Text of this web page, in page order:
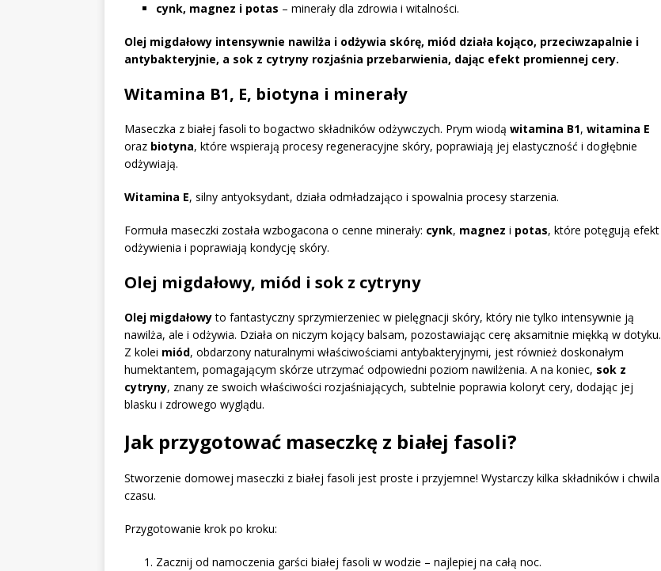
cynk, magnez i potas – minerały dla zdrowia i witalności.
Olej migdałowy intensywnie nawilża i odżywia skórę, miód działa kojąco, przeciwzapalnie i
antybakteryjnie, a sok z cytryny rozjaśnia przebarwienia, dając efekt promiennej cery.
Witamina B1, E, biotyna i minerały
Maseczka z białej fasoli to bogactwo składników odżywczych. Prym wiodą witamina B1, witamina E
oraz biotyna, które wspierają procesy regeneracyjne skóry, poprawiają jej elastyczność i dogłębnie
odżywiają.
Witamina E, silny antyoksydant, działa odmładzająco i spowalnia procesy starzenia.
Formuła maseczki została wzbogacona o cenne minerały: cynk, magnez i potas, które potęgują efekt
odżywienia i poprawiają kondycję skóry.
Olej migdałowy, miód i sok z cytryny
Olej migdałowyto fantastyczny sprzymierzeniec w pielęgnacji skóry, który nie tylko intensywnie ją
nawilża, ale i odżywia. Działa on niczym kojący balsam, pozostawiając cerę aksamitnie miękką w dotyku.
Z kolei miód, obdarzony naturalnymi właściwościami antybakteryjnymi, jest również doskonałym
humektantem, pomagającym skórze utrzymać odpowiedni poziom nawilżenia. A na koniec, sok z
cytryny, znany ze swoich właściwości rozjaśniających, subtelnie poprawia koloryt cery, dodając jej
blasku i zdrowego wyglądu.
Jak przygotować maseczkę z białej fasoli?
Stworzenie domowej maseczki z białej fasoli jest proste i przyjemne! Wystarczy kilka składników i chwila
czasu.
Przygotowanie krok po kroku:
Zacznij od namoczenia garści białej fasoli w wodzie – najlepiej na całą noc.